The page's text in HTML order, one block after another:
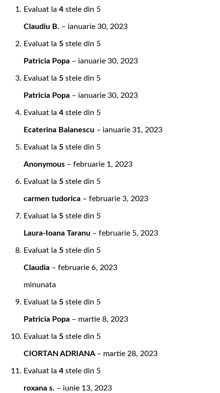
Evaluat la 4 stele din 5
Claudiu B. – ianuarie 30, 2023
Evaluat la 5 stele din 5
Patricia Popa – ianuarie 30, 2023
Evaluat la 5 stele din 5
Patricia Popa – ianuarie 30, 2023
Evaluat la 4 stele din 5
Ecaterina Balanescu – ianuarie 31, 2023
Evaluat la 5 stele din 5
Anonymous – februarie 1, 2023
Evaluat la 5 stele din 5
carmen tudorica – februarie 3, 2023
Evaluat la 5 stele din 5
Laura-Ioana Taranu – februarie 5, 2023
Evaluat la 5 stele din 5
Claudia – februarie 6, 2023
minunata
Evaluat la 5 stele din 5
Patricia Popa – martie 8, 2023
Evaluat la 5 stele din 5
CIORTAN ADRIANA – martie 28, 2023
Evaluat la 4 stele din 5
roxana s. – iunie 13, 2023